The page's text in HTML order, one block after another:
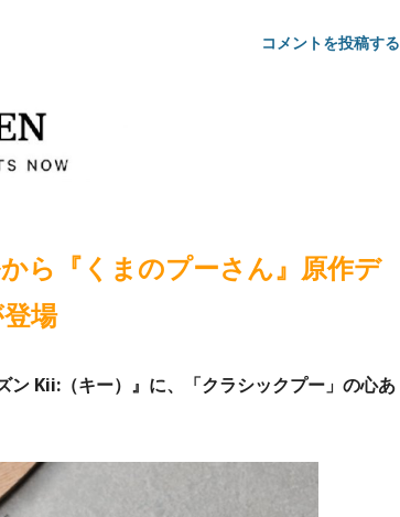
コメントを投稿する
ら『くまのプーさん』原作デ
場
Kii:（キー）』に、「クラシックプー」の心あ